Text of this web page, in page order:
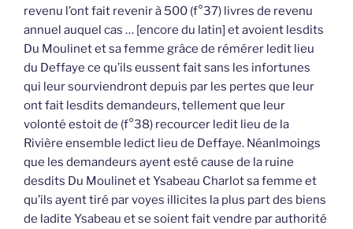
revenu l’ont fait revenir à 500 (f°37) livres de revenu
annuel auquel cas … [encore du latin] et avoient lesdits
Du Moulinet et sa femme grâce de rémérer ledit lieu
du Deffaye ce qu’ils eussent fait sans les infortunes
qui leur sourviendront depuis par les pertes que leur
ont fait lesdits demandeurs, tellement que leur
volonté estoit de (f°38) recourcer ledit lieu de la
Rivière ensemble ledict lieu de Deffaye. Néanlmoings
que les demandeurs ayent esté cause de la ruine
desdits Du Moulinet et Ysabeau Charlot sa femme et
qu’ils ayent tiré par voyes illicites la plus part des biens
de ladite Ysabeau et se soient fait vendre par authorité